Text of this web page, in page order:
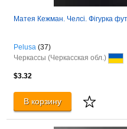
Матея Кежман. Челсі. Фігурка
Pelusa (37)
Черкассы (Черкасская обл.)
$3.32
В корзину